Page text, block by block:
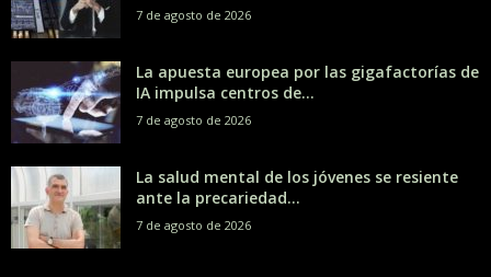
7 de agosto de 2026
La apuesta europea por las gigafactorías de
IA impulsa centros de...
7 de agosto de 2026
La salud mental de los jóvenes se resiente
ante la precariedad...
7 de agosto de 2026